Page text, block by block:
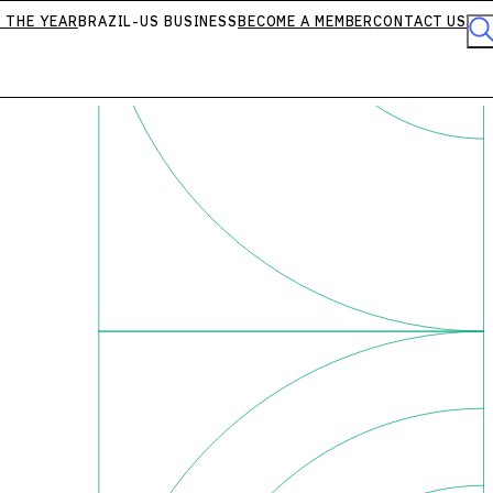
THE YEARBRAZIL-US BUSINESSBECOME A MEMBERCONTACT US